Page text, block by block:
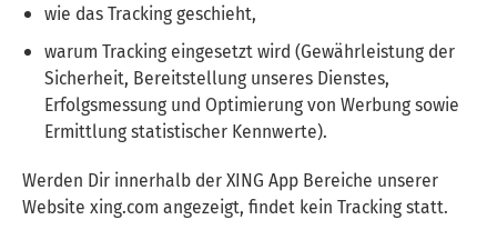
wie das Tracking geschieht,
warum Tracking eingesetzt wird (Gewährleistung der
Sicherheit, Bereitstellung unseres Dienstes,
Erfolgsmessung und Optimierung von Werbung sowie
Ermittlung statistischer Kennwerte).
Werden Dir innerhalb der XING App Bereiche unserer
Website xing.com angezeigt, findet kein Tracking statt.